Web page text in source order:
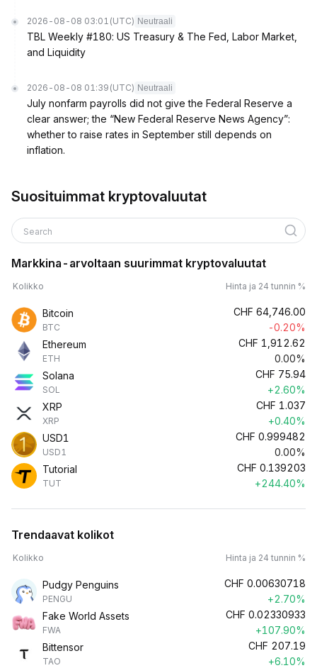
2026-08-08 03:01 (UTC) Neutraali
TBL Weekly #180: US Treasury & The Fed, Labor Market,
and Liquidity
2026-08-08 01:39 (UTC) Neutraali
July nonfarm payrolls did not give the Federal Reserve a
clear answer; the “New Federal Reserve News Agency”:
whether to raise rates in September still depends on
inflation.
Suosituimmat kryptovaluutat
Search
Markkina-arvoltaan suurimmat kryptovaluutat
Kolikko Hinta ja 24 tunnin %
Bitcoin
BTC
CHF 64,746.00
-0.20%
Ethereum
ETH
CHF 1,912.62
0.00%
Solana
SOL
CHF 75.94
+2.60%
XRP
XRP
CHF 1.037
+0.40%
USD1
USD1
CHF 0.999482
0.00%
Tutorial
TUT
CHF 0.139203
+244.40%
Trendaavat kolikot
Kolikko Hinta ja 24 tunnin %
Pudgy Penguins
PENGU
CHF 0.00630718
+2.70%
Fake World Assets
FWA
CHF 0.02330933
+107.90%
Bittensor
TAO
CHF 207.19
+6.10%